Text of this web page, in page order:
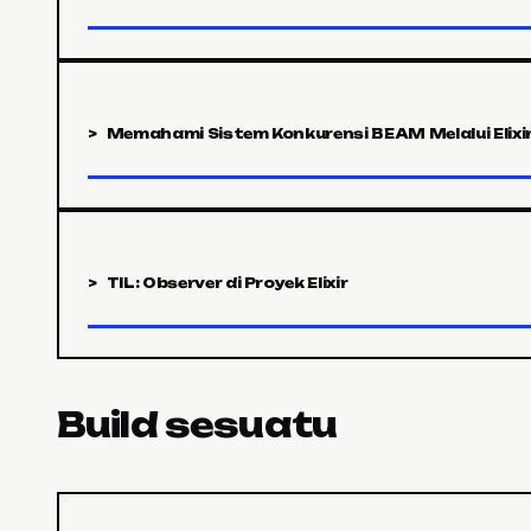
> Memahami Sistem Konkurensi BEAM Melalui
> TIL: Observer di Proyek Elixir
Build sesuatu